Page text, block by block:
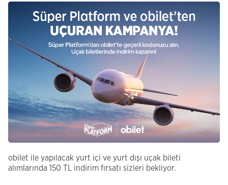
obilet ile yapılacak yurt içi ve yurt dışı uçak bileti
alımlarında 150 TL indirim fırsatı sizleri bekliyor.